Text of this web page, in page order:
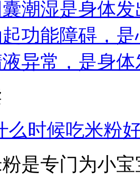
潮湿是身体
功能障碍，
异常，是身
么时候吃米粉
是专门为小